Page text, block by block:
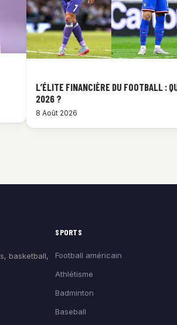
L’ÉLITE FINANCIÈRE DU FOOTBALL :
2026 ?
8 Août 2026
basketball,
SPORTS
Football américain
Athlétisme
Badminton
Baseball